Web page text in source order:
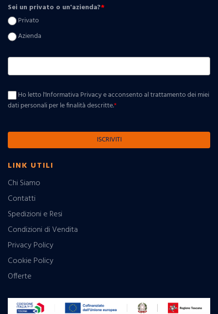
Sei un privato o un'azienda?*
Privato
Azienda
Ho letto l'Informativa Privacy e acconsento al trattamento dei miei
dati personali per le finalità descritte.*
ISCRIVITI
LINK UTILI
Chi Siamo
Contatti
Spedizioni e Resi
Condizioni di Vendita
Privacy Policy
Cookie Policy
Offerte